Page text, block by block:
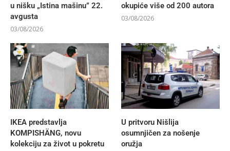
u nišku „Istina mašinu” 22.
avgusta
03/08/2026
okupiće više od 200 autora
03/08/2026
IKEA predstavlja
KOMPISHÄNG, novu
kolekciju za život u pokretu
U pritvoru Nišlija
osumnjičen za nošenje
oružja